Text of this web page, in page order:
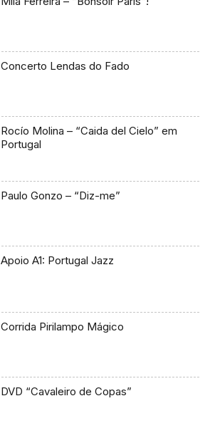
Concerto Lendas do Fado
Rocío Molina – “Caida del Cielo” em
Portugal
Paulo Gonzo – “Diz-me”
Apoio A1: Portugal Jazz
Corrida Pirilampo Mágico
DVD “Cavaleiro de Copas”